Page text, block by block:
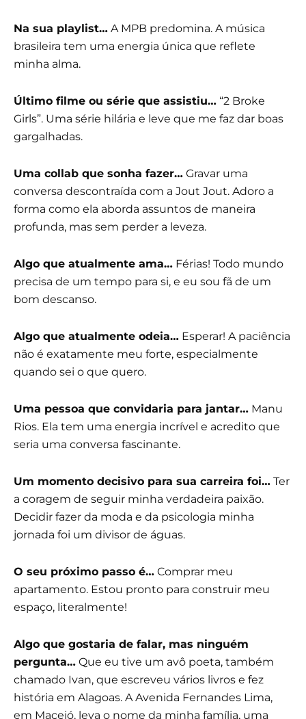
Na sua playlist… A MPB predomina. A música
brasileira tem uma energia única que reflete
minha alma.
Último filme ou série que assistiu… “2 Broke
Girls”. Uma série hilária e leve que me faz dar boas
gargalhadas.
Uma collab que sonha fazer… Gravar uma
conversa descontraída com a Jout Jout. Adoro a
forma como ela aborda assuntos de maneira
profunda, mas sem perder a leveza.
Algo que atualmente ama… Férias! Todo mundo
precisa de um tempo para si, e eu sou fã de um
bom descanso.
Algo que atualmente odeia… Esperar! A paciência
não é exatamente meu forte, especialmente
quando sei o que quero.
Uma pessoa que convidaria para jantar… Manu
Rios. Ela tem uma energia incrível e acredito que
seria uma conversa fascinante.
Um momento decisivo para sua carreira foi… Ter
a coragem de seguir minha verdadeira paixão.
Decidir fazer da moda e da psicologia minha
jornada foi um divisor de águas.
O seu próximo passo é… Comprar meu
apartamento. Estou pronto para construir meu
espaço, literalmente!
Algo que gostaria de falar, mas ninguém
pergunta… Que eu tive um avô poeta, também
chamado Ivan, que escreveu vários livros e fez
história em Alagoas. A Avenida Fernandes Lima,
em Maceió, leva o nome da minha família, uma